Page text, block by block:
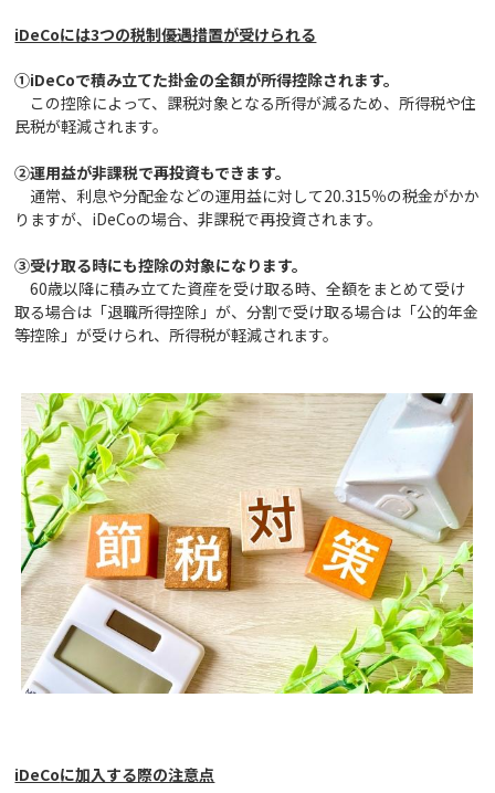
iDeCoには3つの税制優遇措置が受けられる
①iDeCoで積み立てた掛金の全額が所得控除されます。
この控除によって、課税対象となる所得が減るため、所得税や住
民税が軽減されます。
②運用益が非課税で再投資もできます。
通常、利息や分配金などの運用益に対して20.315％の税金がかか
りますが、iDeCoの場合、非課税で再投資されます。
③受け取る時にも控除の対象になります。
60歳以降に積み立てた資産を受け取る時、全額をまとめて受け
取る場合は「退職所得控除」が、分割で受け取る場合は「公的年金
等控除」が受けられ、所得税が軽減されます。
iDeCoに加入する際の注意点